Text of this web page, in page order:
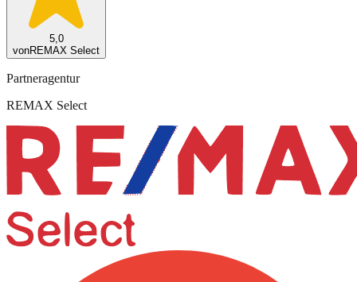
5,0
vonREMAX Select
Partneragentur
REMAX Select